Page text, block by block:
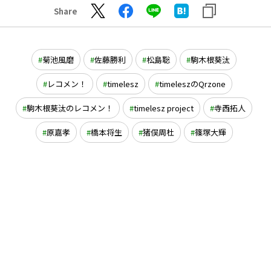
Share
菊池風磨 佐藤勝利 松島聡 駒木根葵汰
レコメン！ timelesz timeleszのQrzone
駒木根葵汰のレコメン！ timelesz project 寺西拓人
原嘉孝 橋本将生 猪俣周杜 篠塚大輝